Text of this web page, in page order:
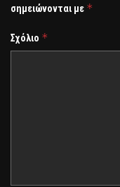
σημειώνονται με *
Σχόλιο *